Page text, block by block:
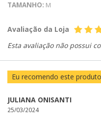
TAMANHO: M
Avaliação da Loja
Esta avaliação não possui
Eu recomendo este produto
JULIANA ONISANTI
25/03/2024